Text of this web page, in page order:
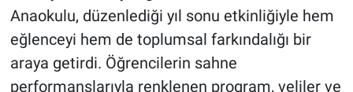
Anaokulu, düzenlediği yıl sonu etkinliğiyle hem
eğlenceyi hem de toplumsal farkındalığı bir
araya getirdi. Öğrencilerin sahne
performanslarıyla renklenen program, veliler ve